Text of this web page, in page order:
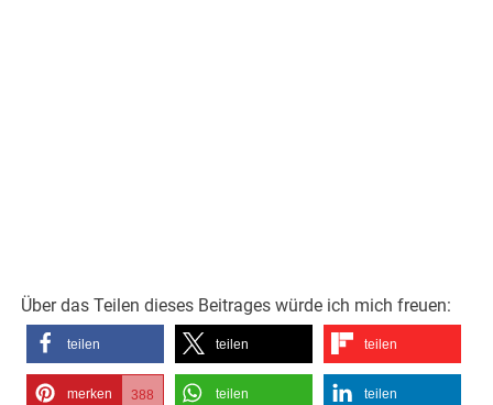
Über das Teilen dieses Beitrages würde ich mich freuen:
teilen teilen teilen
merken 388 teilen teilen